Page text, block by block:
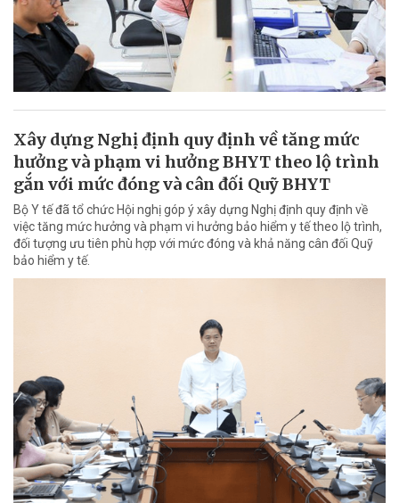
Xây dựng Nghị định quy định về tăng mức
hưởng và phạm vi hưởng BHYT theo lộ trình
gắn với mức đóng và cân đối Quỹ BHYT
Bộ Y tế đã tổ chức Hội nghị góp ý xây dựng Nghị định quy định về
việc tăng mức hưởng và phạm vi hưởng bảo hiểm y tế theo lộ trình,
đối tượng ưu tiên phù hợp với mức đóng và khả năng cân đối Quỹ
bảo hiểm y tế.